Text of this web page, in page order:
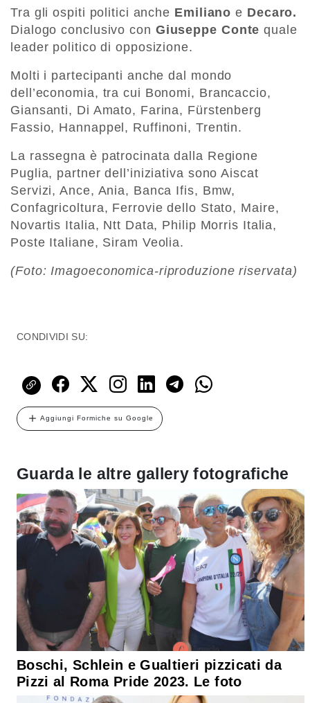
Tra gli ospiti politici anche Emiliano e Decaro.
Dialogo conclusivo con Giuseppe Conte quale
leader politico di opposizione.
Molti i partecipanti anche dal mondo
dell’economia, tra cui Bonomi, Brancaccio,
Giansanti, Di Amato, Farina, Fürstenberg
Fassio, Hannappel, Ruffinoni, Trentin.
La rassegna è patrocinata dalla Regione
Puglia, partner dell’iniziativa sono Aiscat
Servizi, Ance, Ania, Banca Ifis, Bmw,
Confagricoltura, Ferrovie dello Stato, Maire,
Novartis Italia, Ntt Data, Philip Morris Italia,
Poste Italiane, Siram Veolia.
(Foto: Imagoeconomica-riproduzione riservata)
CONDIVIDI SU:
Aggiungi Formiche su Google
Guarda le altre gallery fotografiche
Boschi, Schlein e Gualtieri pizzicati da
Pizzi al Roma Pride 2023. Le foto